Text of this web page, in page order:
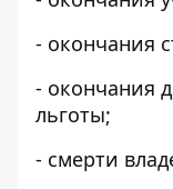
- окончания
- окончания
льготы;
- смерти